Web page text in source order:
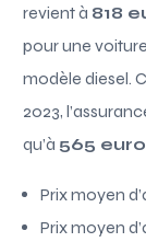
revient à 818
pour une
modèle diesel.
2023,
qu’à 565
Prix moyen
Prix moyen